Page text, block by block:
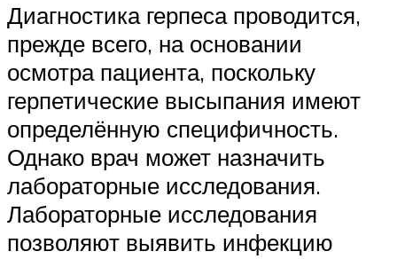
Диагностика герпеса проводится,
прежде всего, на основании
осмотра пациента, поскольку
герпетические высыпания имеют
определённую специфичность.
Однако врач может назначить
лабораторные исследования.
Лабораторные исследования
позволяют выявить инфекцию